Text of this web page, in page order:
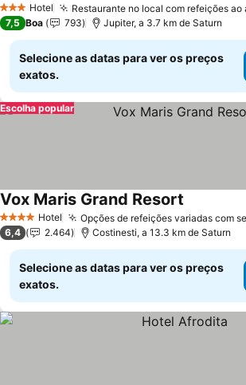
3 EstrelasHotel Restaurante no local com refeições ao
7,5 Boa 793 Jupiter, a 3.7 km de Saturn
Selecione as datas para ver os preços
exatos.
Escolha popular
4 EstrelasHotel Opções de refeições variadas com
Vox Maris Grand Resort
6,4 2.464 Costinesti, a 13.3 km de Saturn
Selecione as datas para ver os preços
exatos.